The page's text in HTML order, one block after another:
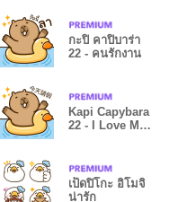
กะปิ คาปิบาร่า
22 - คนรักงาน
Kapi Capybara
22 - I Love My
เป็ดปิโกะ อิโมจิ
น่ารัก